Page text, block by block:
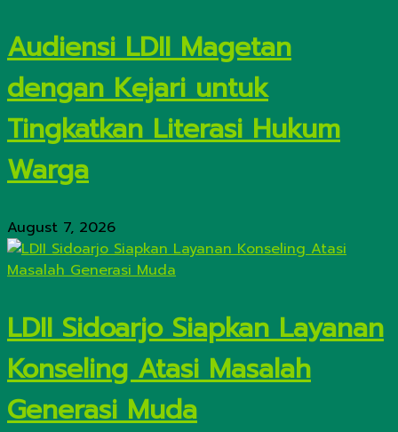
Audiensi LDII Magetan
dengan Kejari untuk
Tingkatkan Literasi Hukum
Warga
August 7, 2026
LDII Sidoarjo Siapkan Layanan
Konseling Atasi Masalah
Generasi Muda